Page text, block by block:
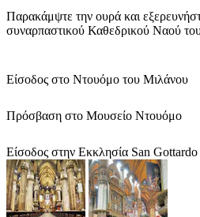
Παρακάμψτε την ουρά και
συναρπαστικού Καθεδρικού Ναού
Είσοδος στο Ντουόμο του Μιλάνου
Πρόσβαση στο Μουσείο Ντουόμο
Είσοδος στην Εκκλησία San Gottardo